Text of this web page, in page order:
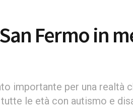
Fermo in
importante per una realtà
le età con autismo e